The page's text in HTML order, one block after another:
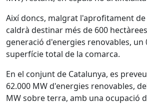
Així doncs, malgrat l'aprofitament de
caldrà destinar més de 600
generació d'energies renovables, un
superfície total de la comarca.
En el conjunt de Catalunya, es
62.000 MW d'energies renovables,
MW sobre terra, amb una ocupació